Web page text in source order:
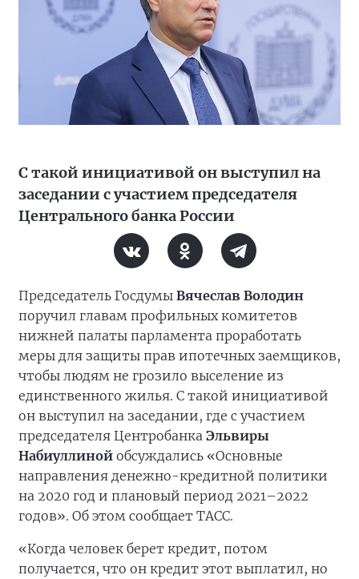
С такой инициативой он выступил на
заседании с участием председателя
Центрального банка России
Председатель Госдумы Вячеслав Володин
поручил главам профильных комитетов
нижней палаты парламента проработать
меры для защиты прав ипотечных заемщиков,
чтобы людям не грозило выселение из
единственного жилья. С такой инициативой
он выступил на заседании, где с участием
председателя Центробанка Эльвиры
Набиуллиной обсуждались «Основные
направления денежно-кредитной политики
на 2020 год и плановый период 2021–2022
годов». Об этом сообщает ТАСС.
«Когда человек берет кредит, потом
получается, что он кредит этот выплатил, но